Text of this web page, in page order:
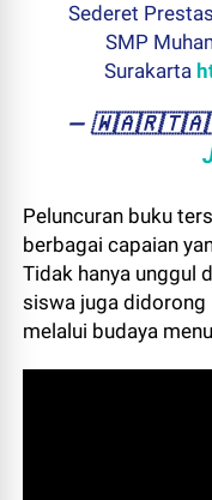
Sederet
SMP
Surakarta
—
Peluncuran buku
berbagai capaian
Tidak hanya unggul
siswa juga didorong
melalui budaya